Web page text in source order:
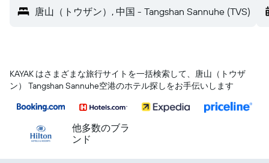
唐山（トウザン）, 中国 - Tangshan Sannuhe (TVS)
KAYAK はさまざまな旅行サイトを一括検索して、唐山（トウザ
ン） Tangshan Sannuhe空港のホテル探しをお手伝いします
他多数のブラ
ンド